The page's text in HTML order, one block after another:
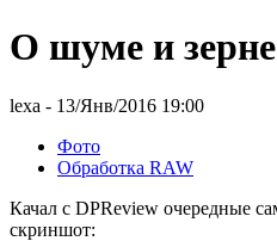
О шуме и зерне
lexa - 13/Янв/2016 19:00
Фото
Обработка RAW
Качал с DPReview очередные
скриншот: